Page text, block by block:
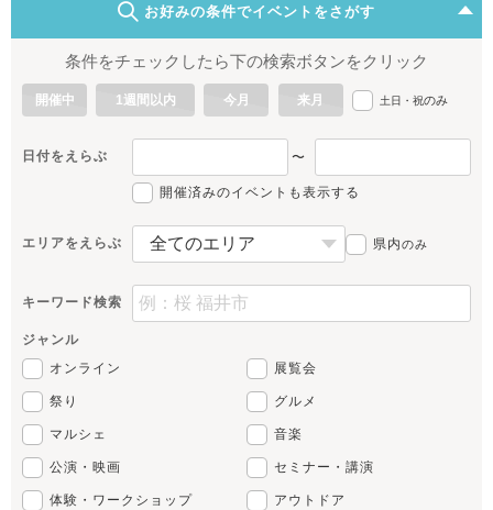
お好みの条件でイベントをさがす
条件をチェックしたら下の検索ボタンをクリック
開催中 1週間以内 今月 来月 土日・祝のみ
日付をえらぶ 〜
開催済みのイベントも表示する
エリアをえらぶ 県内のみ
キーワード検索
ジャンル
オンライン
展覧会
祭り グルメ
マルシェ 音楽
公演・映画 セミナー・講演
体験・ワークショップ アウトドア